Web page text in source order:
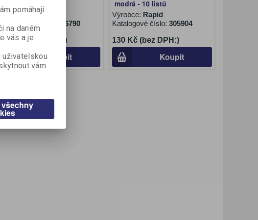
Výrobce:Rapid
Katalogové číslo:
306790
149 Kč (bez DPH:)
Koupit
modrá - 10 listů
Výrobce: Rapid
Katalogové číslo: 305904
130 Kč (bez DPH:)
Koupit
pomáhají
na daném
vás a je
uživatelskou
vám